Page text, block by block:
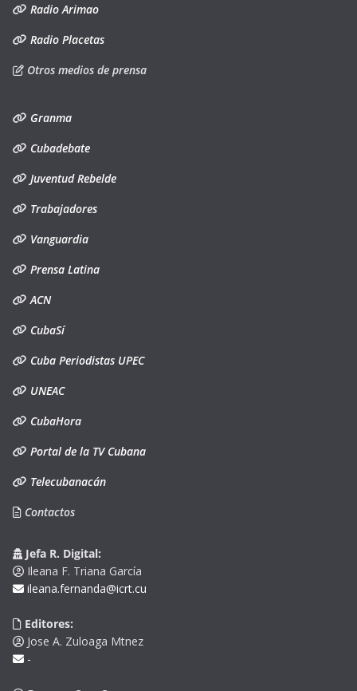
Radio Arimao
Radio Placetas
Otros medios de prensa
Granma
Cubadebate
Juventud Rebelde
Trabajadores
Vanguardia
Prensa Latina
ACN
CubaSí
Cuba Periodistas UPEC
UNEAC
CubaHora
Portal de la TV Cubana
Telecubanacán
Contactos
Jefa R. Digital:
Ileana F. Triana García
ileana.fernanda@icrt.cu
Editores:
Jose A. Zuloaga Mtnez
-